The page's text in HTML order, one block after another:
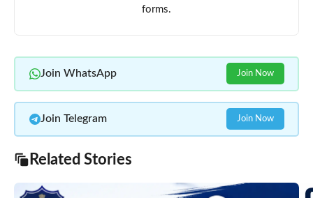
forms.
Join WhatsApp Join Now
Join Telegram Join Now
Related Stories